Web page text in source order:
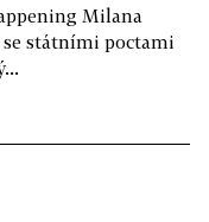
Milana
se státními poctami